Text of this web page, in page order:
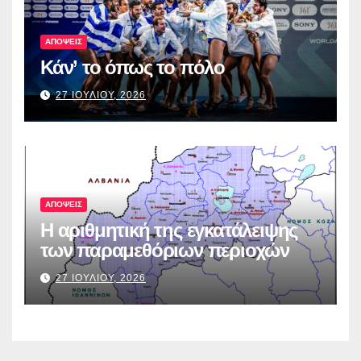
ΑΠΟΨΕΙΣ
Κάν’ το όπως το πόλο
27 ΙΟΥΛΙΟΥ, 2026
ΑΠΟΨΕΙΣ
Η αριθμητική της εγκατάλειψης
των παραμεθόριων περιοχών
27 ΙΟΥΛΙΟΥ, 2026